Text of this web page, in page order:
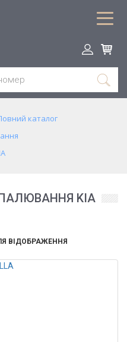
каталог
KIA
ВІДОБРАЖЕННЯ